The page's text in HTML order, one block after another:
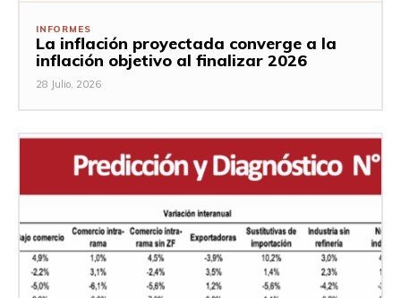
INFORMES
La inflación proyectada converge a la
inflación objetivo al finalizar 2026
28 Julio, 2026